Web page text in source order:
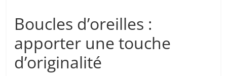
Boucles d’oreilles :
apporter une touche
d’originalité